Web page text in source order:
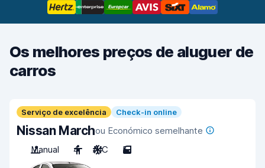
Os melhores preços de aluguer de
carros
Serviço de excelência Check-in online
Nissan Marchou Económico semelhante
Manual
4 A/C 5